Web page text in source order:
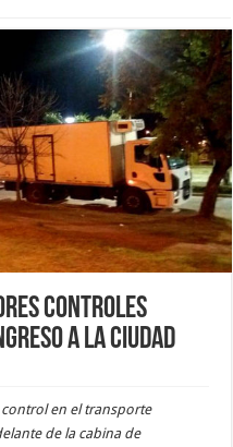
controles
a la ciudad
en el transporte
de la cabina de